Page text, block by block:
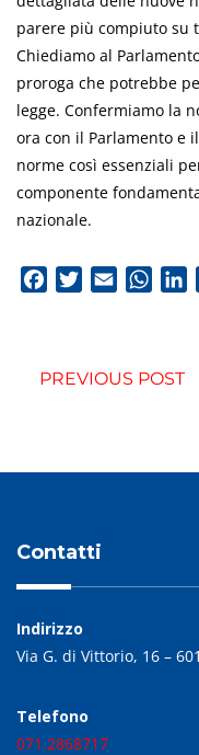
parere più compiuto su
Chiediamo al
proroga che potrebbe
legge. Confermiamo la
ora con il Parlamento e
norme così essenziali
componente
nazionale.
FacebookTwitterEmail
PREVIOUS POST
Contatti
Indirizzo
Via G. di Vittorio, 16 –
Telefono
071.2868717